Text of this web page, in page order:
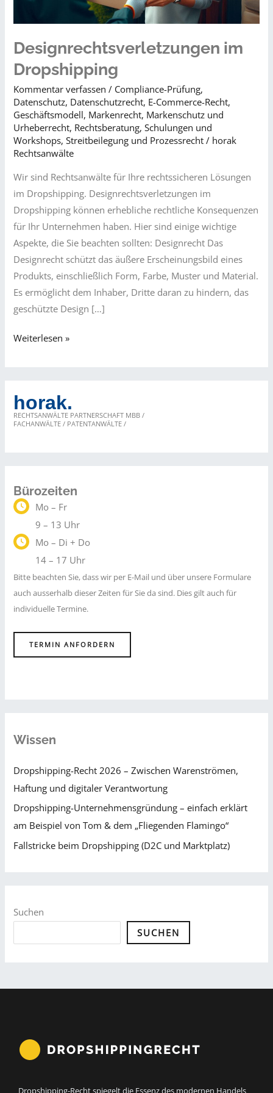
Designrechtsverletzungen im
Dropshipping
Kommentar verfassen / Compliance-Prüfung,
Datenschutz, Datenschutzrecht, E-Commerce-Recht,
Geschäftsmodell, Markenrecht, Markenschutz und
Urheberrecht, Rechtsberatung,Schulungen und
Workshops,Streitbeilegung und Prozessrecht​ / horak
Rechtsanwälte
Wir sind Rechtsanwälte für Ihre rechtssicheren Lösungen
im Dropshipping. Designrechtsverletzungen im
Dropshipping können erhebliche rechtliche Konsequenzen
für Ihr Unternehmen haben. Hier sind einige wichtige
Aspekte, die Sie beachten sollten: Designrecht Das
Designrecht schützt das äußere Erscheinungsbild eines
Produkts, einschließlich Form, Farbe, Muster und Material.
Es ermöglicht dem Inhaber, Dritte daran zu hindern, das
geschützte Design […]
Designrechtsverletzungen
Weiterlesen »
horak.
RECHTSANWÄLTE PARTNERSCHAFT MBB /
FACHANWÄLTE / PATENTANWÄLTE /
Bürozeiten
Mo – Fr
9 – 13 Uhr
Mo – Di + Do
14 – 17 Uhr
Bitte beachten Sie, dass wir per E-Mail und über unsere Formulare
auch ausserhalb dieser Zeiten für Sie da sind. Dies gilt auch für
individuelle Termine.
TERMIN ANFORDERN
Wissen
Dropshipping-Recht 2026 – Zwischen Warenströmen,
Haftung und digitaler Verantwortung
Dropshipping-Unternehmensgründung – einfach erklärt
am Beispiel von Tom & dem „Fliegenden Flamingo“
Fallstricke beim Dropshipping (D2C und Marktplatz)
Suchen
SUCHEN
Dropshipping-Recht spiegelt die Essenz des modernen Handels